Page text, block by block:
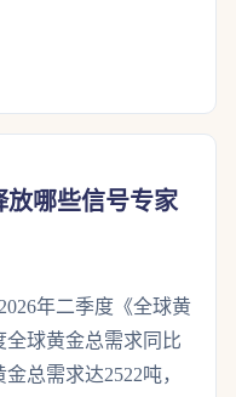
放哪些信号专家
年二季度《全球黄
球黄金总需求同比
总需求达2522吨，